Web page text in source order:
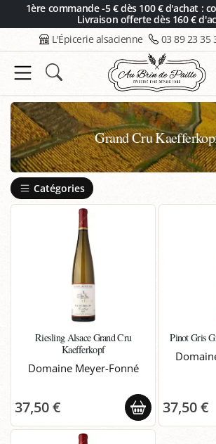
1ère commande -5 € dès 100 € d'achat :
Livraison offerte dès 160 €
L'Épicerie alsacienne 03 89 23 35
Grand Cru
Catégories
Riesling Alsace Grand Cru
Kaefferkopf
Domaine Meyer-Fonné
37,50 €
Pinot Gris
37,50 €
Panneau de gestion des cookies